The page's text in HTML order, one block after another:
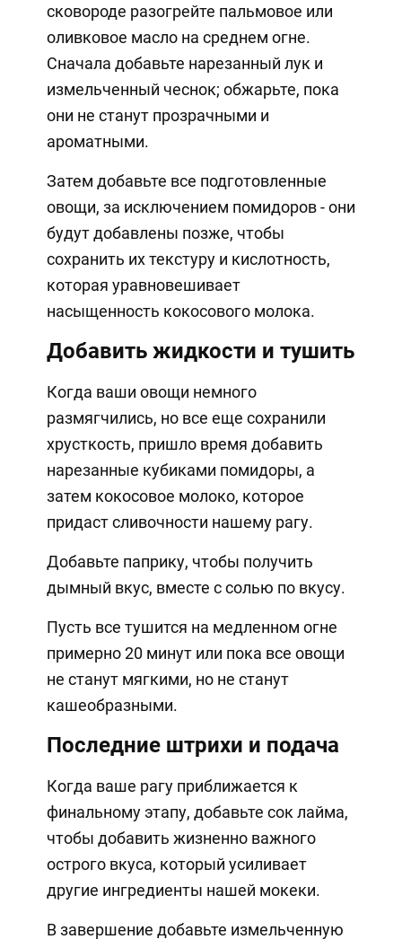
сковороде разогрейте пальмовое или
оливковое масло на среднем огне.
Сначала добавьте нарезанный лук и
измельченный чеснок; обжарьте, пока
они не станут прозрачными и
ароматными.
Затем добавьте все подготовленные
овощи, за исключением помидоров - они
будут добавлены позже, чтобы
сохранить их текстуру и кислотность,
которая уравновешивает
насыщенность кокосового молока.
Добавить жидкости и тушить
Когда ваши овощи немного
размягчились, но все еще сохранили
хрусткость, пришло время добавить
нарезанные кубиками помидоры, а
затем кокосовое молоко, которое
придаст сливочности нашему рагу.
Добавьте паприку, чтобы получить
дымный вкус, вместе с солью по вкусу.
Пусть все тушится на медленном огне
примерно 20 минут или пока все овощи
не станут мягкими, но не станут
кашеобразными.
Последние штрихи и подача
Когда ваше рагу приближается к
финальному этапу, добавьте сок лайма,
чтобы добавить жизненно важного
острого вкуса, который усиливает
другие ингредиенты нашей мокеки.
В завершение добавьте измельченную